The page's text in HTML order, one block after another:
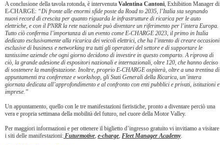
A conclusione della tavola rotonda, è intervenuta Valentina Cantoni, Exhibition Manager di
E-CHARGE: “Di fronte alle enormi sfide poste da Road to 2035, l’Italia sta segnando
nuovi record di crescita per quanto riguarda le infrastrutture di ricarica per le auto
elettriche, e con il PNRR la rete nazionale può diventare un riferimento per l’intera Europa.
Tutto ciò conferma l’importanza di un evento come E-CHARGE 2023, il primo in Italia
dedicato esclusivamente alla ricarica dei veicoli elettrici, che ha l’intento di creare occasioni
esclusive di business e networking tra tutti gli operatori del settore e di supportare le
tantissime aziende che ogni giorno decidono di investire in questo comparto. A riprova di
ciò, la grande adesione di espositori nazionali e internazionali, oltre 120, che hanno deciso
di sostenere la manifestazione. Inoltre, proprio E-CHARGE ospiterà, oltre a una trentina di
appuntamenti tra conferenze e workshop, gli Stati Generali della Ricarica, un’intera
giornata dedicata all’approfondimento e al confronto con enti pubblici e privati, istituzioni e
imprese.”
Un appuntamento, quello con le tre manifestazioni fieristiche, pronto a diventare perciò una
vera e propria settimana della mobilità del futuro, nel cuore della Motor Valley.
Per maggiori informazioni e per ottenere il biglietto d’ingresso gratuito vi invitiamo a visitare
i siti delle manifestazioni: Futurmotive, e-charge, Fleet Manager Academy.